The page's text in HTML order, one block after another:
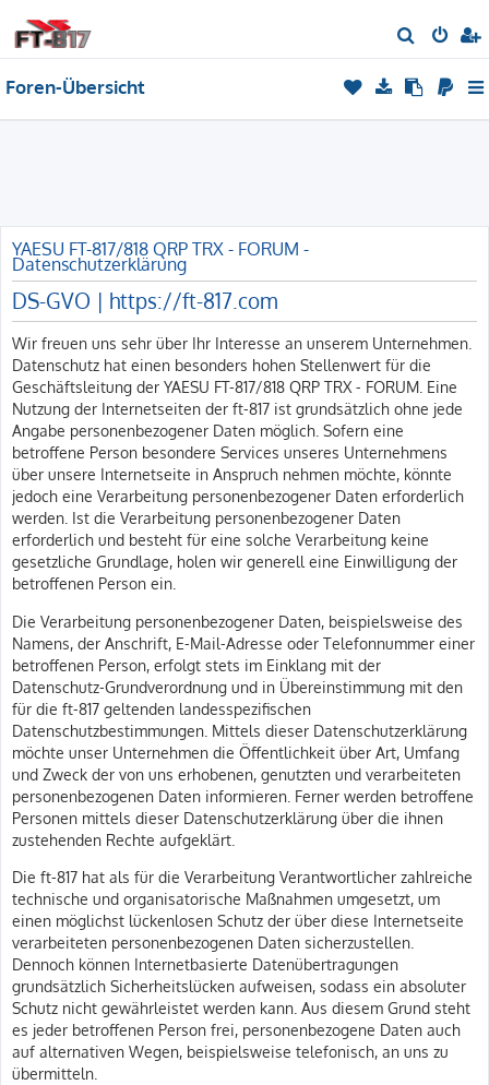
u
c
Foren-Übersicht
YAESU FT-817/818 QRP TRX - FORUM -
Datenschutzerklärung
DS-GVO | https://ft-817.com
Wir freuen uns sehr über Ihr Interesse an unserem Unternehmen.
Datenschutz hat einen besonders hohen Stellenwert für die
Geschäftsleitung der YAESU FT-817/818 QRP TRX - FORUM. Eine
Nutzung der Internetseiten der ft-817 ist grundsätzlich ohne jede
Angabe personenbezogener Daten möglich. Sofern eine
betroffene Person besondere Services unseres Unternehmens
über unsere Internetseite in Anspruch nehmen möchte, könnte
jedoch eine Verarbeitung personenbezogener Daten erforderlich
werden. Ist die Verarbeitung personenbezogener Daten
erforderlich und besteht für eine solche Verarbeitung keine
gesetzliche Grundlage, holen wir generell eine Einwilligung der
betroffenen Person ein.
Die Verarbeitung personenbezogener Daten, beispielsweise des
Namens, der Anschrift, E-Mail-Adresse oder Telefonnummer einer
betroffenen Person, erfolgt stets im Einklang mit der
Datenschutz-Grundverordnung und in Übereinstimmung mit den
für die ft-817 geltenden landesspezifischen
Datenschutzbestimmungen. Mittels dieser Datenschutzerklärung
möchte unser Unternehmen die Öffentlichkeit über Art, Umfang
und Zweck der von uns erhobenen, genutzten und verarbeiteten
personenbezogenen Daten informieren. Ferner werden betroffene
Personen mittels dieser Datenschutzerklärung über die ihnen
zustehenden Rechte aufgeklärt.
Die ft-817 hat als für die Verarbeitung Verantwortlicher zahlreiche
technische und organisatorische Maßnahmen umgesetzt, um
einen möglichst lückenlosen Schutz der über diese Internetseite
verarbeiteten personenbezogenen Daten sicherzustellen.
Dennoch können Internetbasierte Datenübertragungen
grundsätzlich Sicherheitslücken aufweisen, sodass ein absoluter
Schutz nicht gewährleistet werden kann. Aus diesem Grund steht
es jeder betroffenen Person frei, personenbezogene Daten auch
auf alternativen Wegen, beispielsweise telefonisch, an uns zu
übermitteln.